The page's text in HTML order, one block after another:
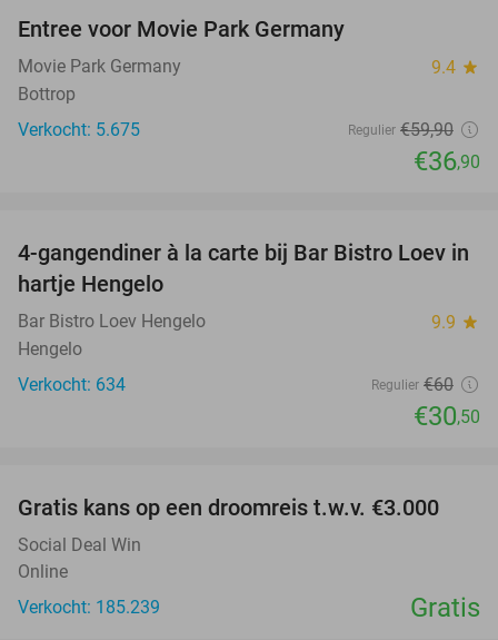
Entree voor Movie Park Germany
Movie Park Germany 9.4 star
Bottrop
Verkocht: 5.675
Regulier €59,90
€36,90
49%
4-gangendiner à la carte bij Bar Bistro Loev in
hartje Hengelo
Bar Bistro Loev Hengelo 9.9 star
Hengelo
Verkocht: 634
Regulier €60
€30,50
Gratis kans op een droomreis t.w.v. €3.000
Social Deal Win
Online
Verkocht: 185.239
Gratis